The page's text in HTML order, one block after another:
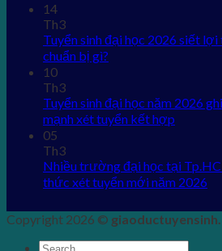
14
Th3
Tuyển sinh đại học 2026 siết
chuẩn bị gì?
10
Th3
Tuyển sinh đại học năm 2026
mạnh xét tuyển kết hợp
05
Th3
Nhiều trường đại học tại
thức xét tuyển mới năm 2026
Copyright 2026 ©